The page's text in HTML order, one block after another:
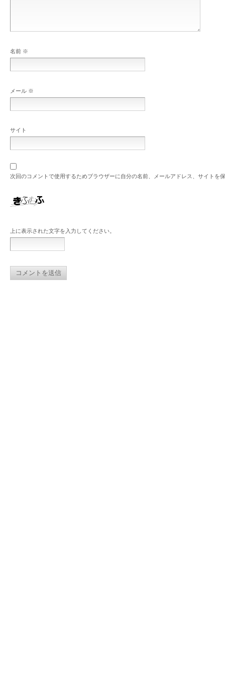
名前 ※
メール ※
サイト
次回のコメントで使用するためブラウザーに自分の名前、メールアドレス、サイトを
上に表示された文字を入力してください。